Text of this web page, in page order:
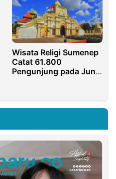
Wisata Religi Sumenep
Catat 61.800
Pengunjung pada Juni